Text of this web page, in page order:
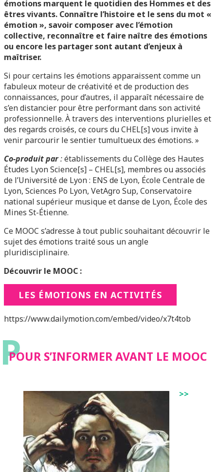
émotions marquent le quotidien des Hommes et des
êtres vivants. Connaître l’histoire et le sens du mot «
émotion », savoir composer avec l’émotion
collective, reconnaître et faire naître des émotions
ou encore les partager sont autant d’enjeux à
maîtriser.
Si pour certains les émotions apparaissent comme un
fabuleux moteur de créativité et de production des
connaissances, pour d’autres, il apparaît nécessaire de
s’en distancier pour être performant dans son activité
professionnelle. À travers des interventions plurielles et
des regards croisés, ce cours du CHEL[s] vous invite à
venir parcourir le sentier tumultueux des émotions. »
Co-produit par:établissements du Collège des Hautes
Études Lyon Science[s] – CHEL[s], membres ou associés
de l’Université de Lyon : ENS de Lyon, École Centrale de
Lyon, Sciences Po Lyon, VetAgro Sup, Conservatoire
national supérieur musique et danse de Lyon, École des
Mines St-Étienne.
Ce MOOC s’adresse à tout public souhaitant découvrir le
sujet des émotions traité sous un angle
pluridisciplinaire.
Découvrir le MOOC :
LES ÉMOTIONS EN ACTIVITÉS
https://www.dailymotion.com/embed/video/x7t4tob
P
POUR S’INFORMER AVANT LE MOOC
>>